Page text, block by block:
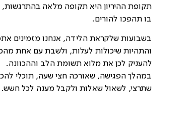
תקופת ההיריון היא תקופה מלאה בהתרגשות,
בו תהפכו להורים.
בשבועות שלקראת הלידה, אנחנו מזמינים
והתהיות שיכולות לעלות, ולשבת עם אחת
להעניק לכן את מלוא תשומת הלב וההכוונה.
במהלך הפגישה, שאורכה חצי שעה, תוכלי
שתרצי, לשאול שאלות ולקבל מענה לכל חשש.